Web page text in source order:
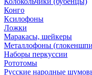
Конго
Ксилофоны
Ложки
Маракасы, шейкеры
Металлофоны
Наборы перкуссии
Рототомы
Русские народные